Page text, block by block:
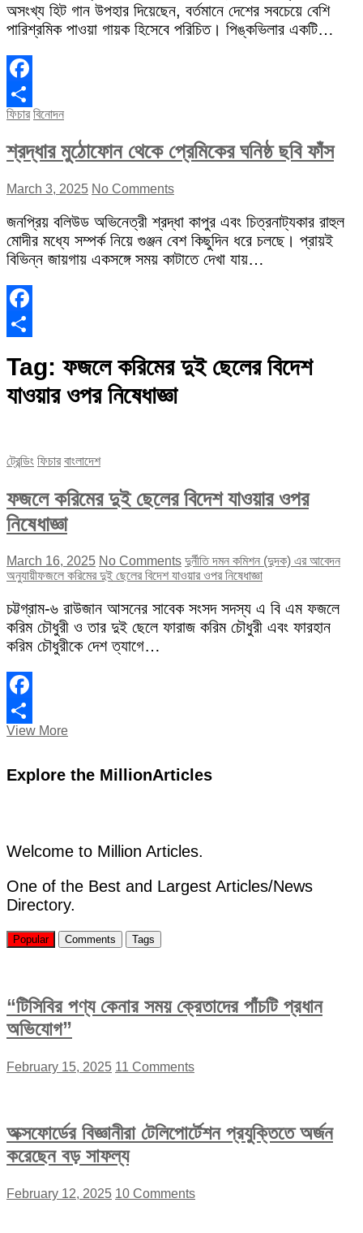
অসংখ্য হিট গান উপহার দিয়েছেন, বর্তমানে দেশের সবচেয়ে বেশি
পারিশ্রমিক পাওয়া গায়ক হিসেবে পরিচিত। পিঙ্কভিলার একটি…
Facebook
Share
ফিচার বিনোদন
শ্রদ্ধার মুঠোফোন থেকে প্রেমিকের ঘনিষ্ঠ ছবি ফাঁস
March 3, 2025 No Comments
জনপ্রিয় বলিউড অভিনেত্রী শ্রদ্ধা কাপুর এবং চিত্রনাট্যকার রাহুল
মোদীর মধ্যে সম্পর্ক নিয়ে গুঞ্জন বেশ কিছুদিন ধরে চলছে। প্রায়ই
বিভিন্ন জায়গায় একসঙ্গে সময় কাটাতে দেখা যায়…
Facebook
Tag: ফজলে করিমের দুই ছেলের বিদেশ
যাওয়ার ওপর নিষেধাজ্ঞা
ট্রেন্ডিং ফিচার বাংলাদেশ
ফজলে করিমের দুই ছেলের বিদেশ যাওয়ার ওপর
নিষেধাজ্ঞা
March 16, 2025 No Comments দুর্নীতি দমন কমিশন (দুদক) এর আবেদন
অনুযায়ীফজলে করিমের দুই ছেলের বিদেশ যাওয়ার ওপর নিষেধাজ্ঞা
চট্টগ্রাম-৬ রাউজান আসনের সাবেক সংসদ সদস্য এ বি এম ফজলে
করিম চৌধুরী ও তার দুই ছেলে ফারাজ করিম চৌধুরী এবং ফারহান
করিম চৌধুরীকে দেশ ত্যাগে…
Facebook
Share
View Moreফজলে
ছেলের
Explore the MillionArticles
Welcome to Million Articles.
One of the Best and Largest Articles/News
Directory.
Popular Comments Tags
“টিসিবির পণ্য কেনার সময় ক্রেতাদের পাঁচটি প্রধান
অভিযোগ”
February 15, 2025 11 Comments
অক্সফোর্ডের বিজ্ঞানীরা টেলিপোর্টেশন প্রযুক্তিতে অর্জন
করেছেন বড় সাফল্য
February 12, 2025 10 Comments